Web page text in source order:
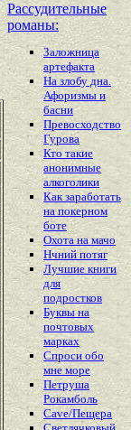
Рассудительные
романы:
Заложница
артефакта
На злобу дна.
Афоризмы и
басни
Превосходство
Гурова
Кто такие
анонимные
алкоголики
Как заработать
на покерном
боте
Охота на мачо
Нчний потяг
Лучшие книги
для
подростков
Буквы на
почтовых
марках
Спроси обо
мне море
Петруша
Рокамболь
Cave/Пещера